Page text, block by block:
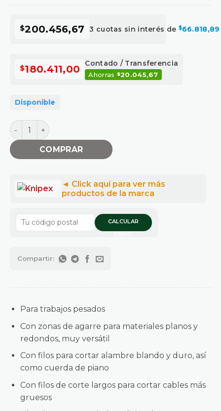
$200.456,67 3 cuotas sin interés de $66.818,89
$180.411,00
Contado / Transferencia
Ahorras $20.045,67
Para trabajos pesados
Con zonas de agarre para materiales planos y
redondos, muy versátil
Con filos para cortar alambre blando y duro, así
como cuerda de piano
Con filos de corte largos para cortar cables más
gruesos
Disponible
ALICATE UNIVERSAL 190mm cantidad
COMPRAR
CALCULAR